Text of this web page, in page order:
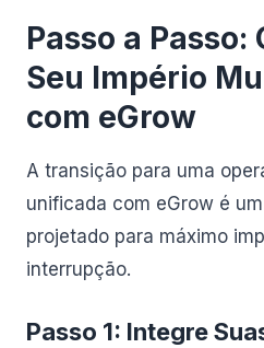
Passo a
Seu Império
com eGrow
A transição para uma
unificada com eGrow é
projetado para máximo
interrupção.
Passo 1: Integre